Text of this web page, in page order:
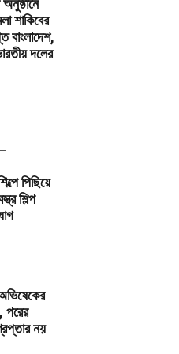
অনুষ্ঠানে
শাকিবের
বাংলাদেশ,
দলের
পিছিয়ে
শিল্প
নয়